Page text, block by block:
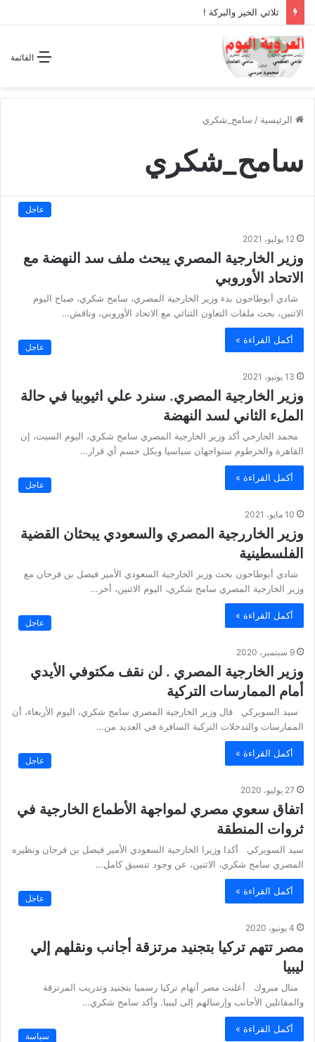
ثلاثي الخير والبركة !
القائمة
الرئيسية / سامح_شكري
سامح_شكري
عاجل
12 يوليو، 2021
وزير الخارجية المصري يبحث ملف سد النهضة مع
الاتحاد الأوروبي
شادي أبوطاحون بدء وزير الخارجية المصري، سامح شكري، صباح اليوم
الاثنين، بحث ملفات التعاون الثنائي مع الاتحاد الأوروبي، وناقش…
أكمل القراءة »
عاجل
13 يونيو، 2021
وزير الخارجية المصري. سنرد علي اثيوبيا في حالة
الملء الثاني لسد النهضة
محمد الجارحي أكد وزير الخارجية المصري سامح شكري، اليوم السبت، إن
القاهرة والخرطوم ستواجهان سياسيا وبكل حسم أي قرار…
أكمل القراءة »
عاجل
10 مايو، 2021
وزير الخاررجية المصري والسعودي يبحثان القضية
الفلسطينية
شادي أبوطاحون بحث وزير الخارجية السعودي الأمير فيصل بن فرحان مع
وزير الخارجية المصري سامح شكري، اليوم الاثنين، أخر…
أكمل القراءة »
عاجل
9 سبتمبر، 2020
وزير الخارجية المصري . لن نقف مكتوفي الأيدي
أمام الممارسات التركية
سيد السويركي قال وزير الخارجية المصري سامح شكري، اليوم الأربعاء، أن
الممارسات والتدخلات التركية السافرة في العديد من…
أكمل القراءة »
عاجل
27 يوليو، 2020
اتفاق سعوي مصري لمواجهة الأطماع الخارجية في
ثروات المنطقة
سيد السويركي أكدا وزيرا الخارجية السعودي الأمير فيصل بن فرحان ونظيره
المصري سامح شكري، الاثنين، عن وجود تنسيق كامل…
أكمل القراءة »
عاجل
4 يونيو، 2020
مصر تتهم تركيا بتجنيد مرتزقة أجانب ونقلهم إلي
ليبيا
منال مبروك أعلنت مصر أتهام تركيا رسميا بتجنيد وتدريب المرتزقة
والمقاتلين الأجانب وإرسالهم إلى ليبيا. وأكد سامح شكري…
أكمل القراءة »
سياسة